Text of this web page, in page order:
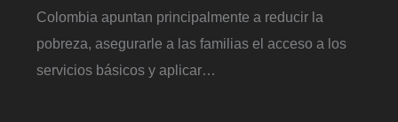
Colombia apuntan principalmente a reducir la
pobreza, asegurarle a las familias el acceso a los
servicios básicos y aplicar…